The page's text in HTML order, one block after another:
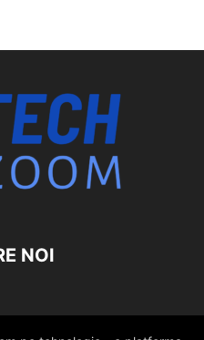
NOI